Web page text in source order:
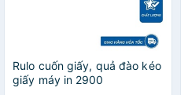
Rulo cuốn giấy, quả đào kéo
giấy máy in 2900